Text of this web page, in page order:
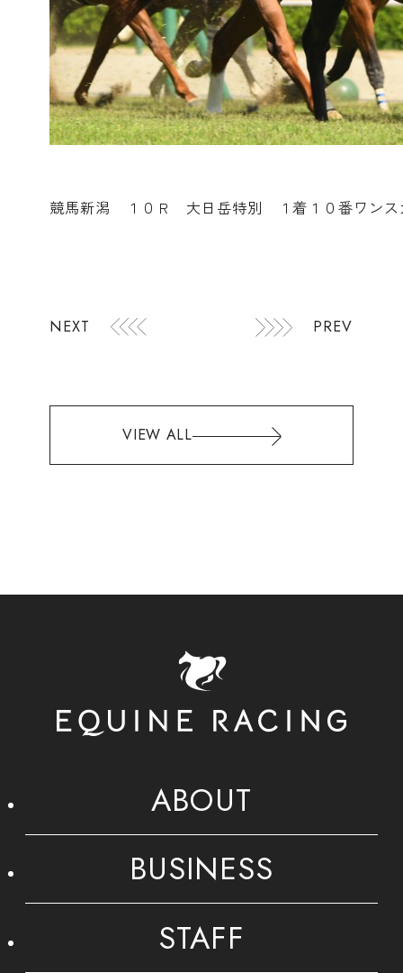
競馬新潟 １０Ｒ 大日岳特別 １着１０番ワン
NEXT PREV
VIEW ALL
ABOUT
BUSINESS
STAFF